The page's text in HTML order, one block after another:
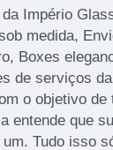
Império
medida,
Boxes
de serviços
o objetivo
entende que
Tudo isso